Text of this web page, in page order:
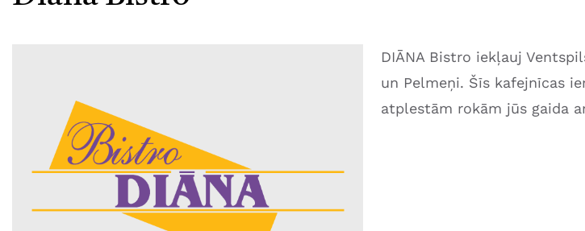
DIĀNA Bistro iekļauj
un Pelmeņi. Šīs kafejnīcas
atplestām rokām jūs gaida